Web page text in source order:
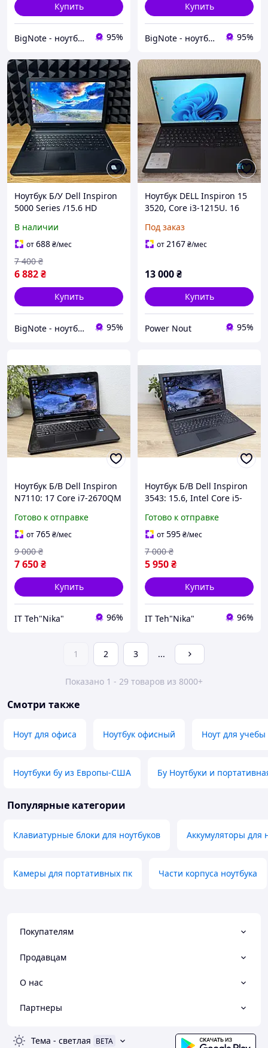
Купить
BigNote - ноутбуки для каждого 95%
Купить
BigNote - ноутбуки для каждого 95%
Ноутбук Б/У Dell Inspiron
5000 Series /15.6 HD
DDR3 /Intel Graphics 520 /
SSD 128GB
В наличии
от688₴/мес
6 882₴
7 400 ₴
Купить
BigNote - ноутбуки для каждого 95%
Ноутбук DELL Inspiron 15
3520, Core i3-1215U. 16
Под заказ
от2167₴/мес
13 000₴
Купить
Power Nout 95%
Ноутбук Б/В Dell Inspiron
N7110: 17 Core i7-2670QM
525M 2Gb SSD256G
Готово к отправке
от765₴/мес
7 650₴
9 000 ₴
Купить
IT Teh"Nika" 96%
Ноутбук Б/В Dell Inspiron
3543: 15.6, Intel Core i5-
820M 2Gb,SSD 128Gb
Готово к отправке
от595₴/мес
5 950₴
7 000 ₴
Купить
IT Teh"Nika" 96%
1 2 3 ...
Показано 1 - 29 товаров из 8000+
Смотри также
Ноут для офиса Ноутбук офисный Ноут для учебы
Ноутбуки бу из Европы-США Бу Ноутбуки и
Популярные категории
Клавиатурные блоки для ноутбуков Аккумуляторы для
Камеры для портативных пк Части корпуса ноутбука
Покупателям
Продавцам
О нас
Партнеры
Тема - светлая BETA